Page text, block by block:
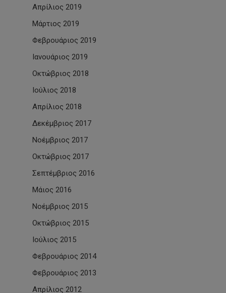
Απρίλιος 2019
Μάρτιος 2019
Φεβρουάριος 2019
Ιανουάριος 2019
Οκτώβριος 2018
Ιούλιος 2018
Απρίλιος 2018
Δεκέμβριος 2017
Νοέμβριος 2017
Οκτώβριος 2017
Σεπτέμβριος 2016
Μάιος 2016
Νοέμβριος 2015
Οκτώβριος 2015
Ιούλιος 2015
Φεβρουάριος 2014
Φεβρουάριος 2013
Απρίλιος 2012